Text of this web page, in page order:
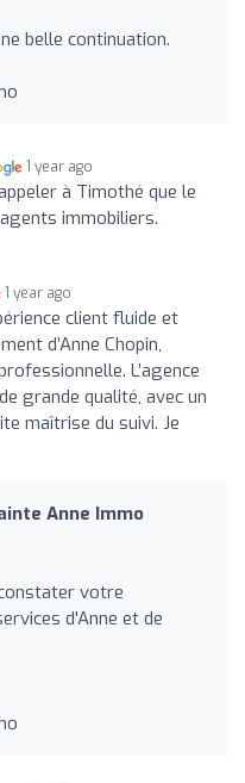
belle continuation.
1 year ago
à Timothé que le
immobiliers.
1 year ago
client fluide et
d’Anne Chopin,
L’agence
grande qualité, avec un
maîtrise du suivi. Je
Anne Immo
votre
d'Anne et de